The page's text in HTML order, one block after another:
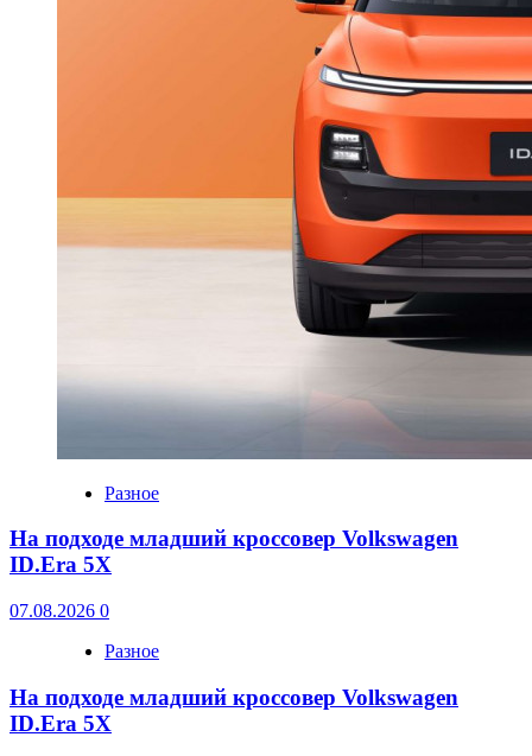
Разное
На подходе младший кроссовер Volkswagen
ID.Era 5X
07.08.2026 0
Разное
На подходе младший кроссовер Volkswagen
ID.Era 5X